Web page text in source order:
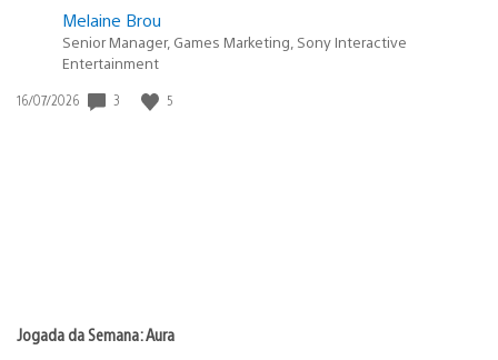
Melaine Brou
Senior Manager, Games Marketing, Sony Interactive
Entertainment
Data
16/07/2026 3 5
Jogada da Semana: Aura